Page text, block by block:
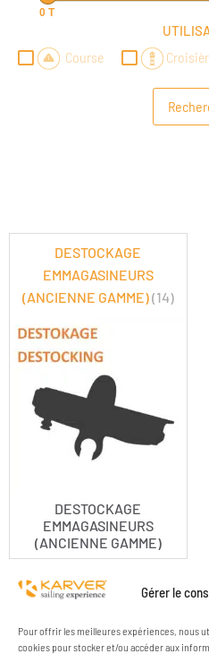
Gérer le
Pour offrir les meilleures expériences, nous
cookies pour stocker et/ou accéder aux
0 T
Course
DESTOCKAGE
EMMAGASINEURS
(ANCIENNE GAMME)
DESTOCKAGE
EMMAGASINEURS
(ANCIENNE GAMME)(14)